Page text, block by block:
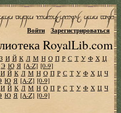
RoyalLib.com
Войти Зарегистрироваться
З И Й К Л М Н О П Р С Т У Ф Х Ц
Э Ю Я [A-Z] [0-9]
И Й К Л М Н О П Р С Т У Ф Х Ц Ч
Ю Я [A-Z] [0-9]
И Й К Л М Н О П Р С Т У Ф Х Ц Ч
Ю Я [A-Z] [0-9]